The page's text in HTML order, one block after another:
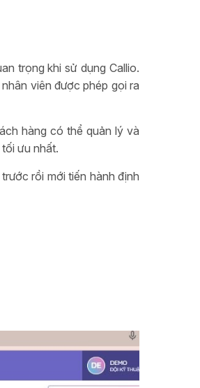
trọng khi sử dụng Callio.
viên được phép gọi ra
hàng có thể quản lý và
ưu nhất.
trước rồi mới tiến hành định